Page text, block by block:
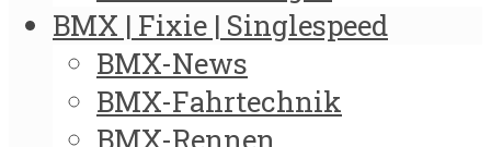
BMX | Fixie | Singlespeed
BMX-News
BMX-Fahrtechnik
BMX-Rennen